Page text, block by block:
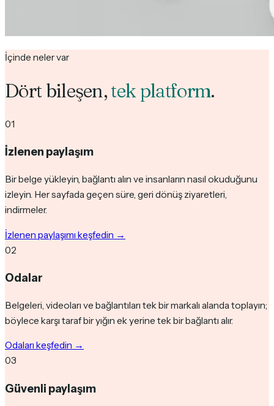
İçinde neler var
Dört bileşen,tek platform.
01
İzlenen paylaşım
Bir belge yükleyin, bağlantı alın ve insanların nasıl okuduğunu
izleyin. Her sayfada geçen süre, geri dönüş ziyaretleri,
indirmeler.
İzlenen paylaşımı keşfedin →
02
Odalar
Belgeleri, videoları ve bağlantıları tek bir markalı alanda toplayın;
böylece karşı taraf bir yığın ek yerine tek bir bağlantı alır.
Odaları keşfedin →
03
Güvenli paylaşım